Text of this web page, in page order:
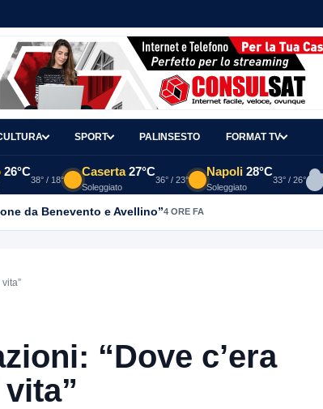
SPORT PALINSESTO FORMAT TV
26°C
38° / 18°
Caserta 27°C
Soleggiato
36° / 23°
Napoli 28°C
Soleggiato
33° / 26°
da Benevento e Avellino”4 ORE FA
“Dove c’era